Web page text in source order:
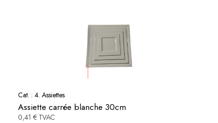
Cat. : 4. Assiettes
Assiette carrée blanche 30cm
0,41 € TVAC